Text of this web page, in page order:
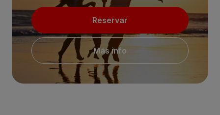
Reservar
Más info